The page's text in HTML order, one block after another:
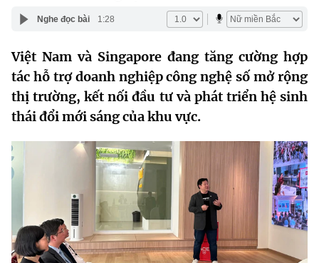
Cơ cấu tổ chức
Lịch sử phát triển
Sở Khoa học và Công nghệ
Khoa học và Công nghệ
Đổi mới sáng tạo
Chuyển đổi số
Bưu chính, Viễn thông
Sở hữu trí tuệ
Tiêu chuẩn, đo lường, chất lượng
Dịch vụ công
Hệ thống văn bản
Văn bản QPPL
Văn bản chỉ đạo điều hành
Lấy ý kiến người dân về dự thảo VBQPPL
MST IOFFICE
THỐNG KÊ
Khoa học và Công nghệ
Đổi mới sáng tạo
THƯ ĐIỆN TỬ
Nghe đọc bài 1:28
Việt Nam và Singapore đang tăng cường hợp
tác hỗ trợ doanh nghiệp công nghệ số mở rộng
thị trường, kết nối đầu tư và phát triển hệ sinh
thái đổi mới sáng của khu vực.